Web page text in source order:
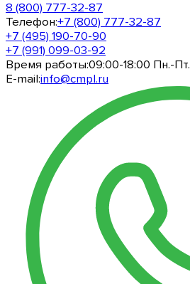
8 (800) 777-32-87
Телефон:+7 (800) 777-32-87
+7 (495) 190-70-90
+7 (991) 099-03-92
Время работы:09:00-18:00 Пн.-Пт.
E-mail:info@cmpl.ru